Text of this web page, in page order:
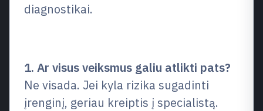
diagnostikai.
1. Ar visus veiksmus galiu atlikti pats?
Ne visada. Jei kyla rizika sugadinti
įrenginį, geriau kreiptis į specialistą.